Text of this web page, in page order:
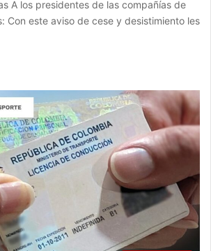
A los presidentes de las compañías de
Con este aviso de cese y desistimiento les